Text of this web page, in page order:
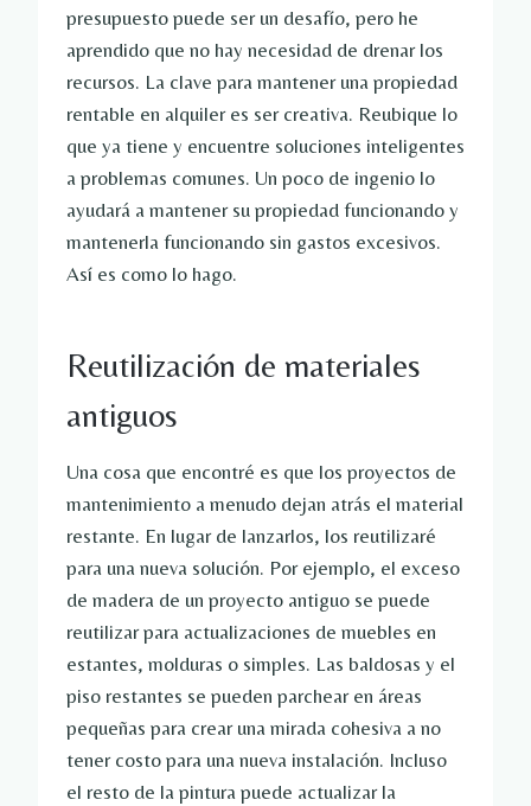
presupuesto puede ser un desafío, pero he
aprendido que no hay necesidad de drenar los
recursos. La clave para mantener una propiedad
rentable en alquiler es ser creativa. Reubique lo
que ya tiene y encuentre soluciones inteligentes
a problemas comunes. Un poco de ingenio lo
ayudará a mantener su propiedad funcionando y
mantenerla funcionando sin gastos excesivos.
Así es como lo hago.
Reutilización de materiales
antiguos
Una cosa que encontré es que los proyectos de
mantenimiento a menudo dejan atrás el material
restante. En lugar de lanzarlos, los reutilizaré
para una nueva solución. Por ejemplo, el exceso
de madera de un proyecto antiguo se puede
reutilizar para actualizaciones de muebles en
estantes, molduras o simples. Las baldosas y el
piso restantes se pueden parchear en áreas
pequeñas para crear una mirada cohesiva a no
tener costo para una nueva instalación. Incluso
el resto de la pintura puede actualizar la